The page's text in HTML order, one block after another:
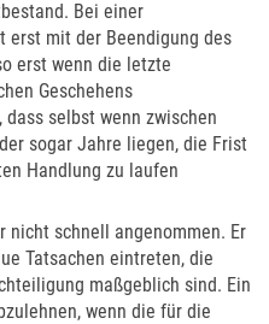
Bei einer
erst mit der Beendigung des
erst wenn die letzte
Geschehens
selbst wenn zwischen
sogar Jahre liegen, die Frist
Handlung zu laufen
nicht schnell angenommen. Er
Tatsachen eintreten, die
maßgeblich sind. Ein
wenn die für die